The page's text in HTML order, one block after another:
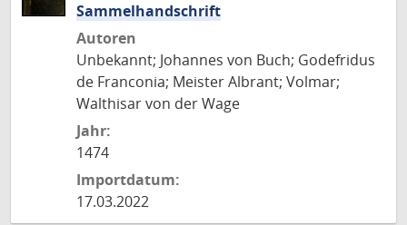
Sammelhandschrift
Autoren
Unbekannt; Johannes von Buch; Godefridus
de Franconia; Meister Albrant; Volmar;
Walthisar von der Wage
Jahr:
1474
Importdatum:
17.03.2022